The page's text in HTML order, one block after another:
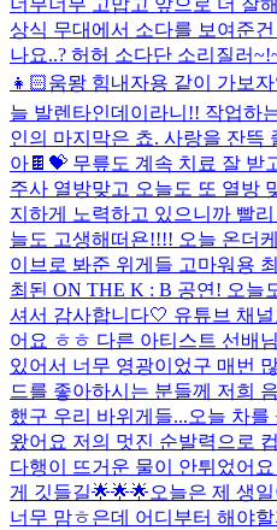
상식 무대에서 소다를 보여준
나요..? 허허 소다단 소리질러
👧🏻움뫙 힘내자용 같이 가보
늘 발렌타인데이라니!! 작업하
인의 마지막은 쵸. 사랑을 잔뜩
아🍫💝 무릎도 계속 치료 잘 받
주사 열방맞고 오늘도 또 열방
지하게 노력하고 있으니까 빨
늘도 고생해떠욘!!!! 오늘 온더
이브로 봐준 위게들 고마워용
최된 ON THE K : B 공연! 오늘
셔서 감사합니다🤍 유튜브 채
어요 ㅎㅎ 다른 아티스트 선배
있어서 너무 영광이었구 매번
드를 좋아하시는 분들께 저희
했구 우리 바위게들...오늘 차를
왔어요 저의 멋진 순발력으로
다행이 뜨거운 물이 안튀었어
게 깃들길🌟🌟🌟오늘은 제 생
너무 맘ㅎ은데 어디부터 해야